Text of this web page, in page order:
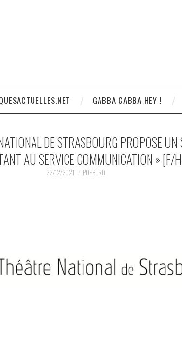
GABBA GABBA HEY !
DE STRASBOURG PROPOSE UN
AU SERVICE COMMUNICATION » [F/
22/12/2021 POPBURO